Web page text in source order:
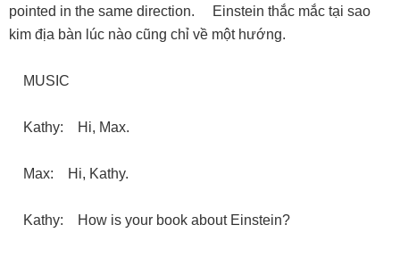
pointed in the same direction. Einstein thắc mắc tại sao
kim địa bàn lúc nào cũng chỉ về một hướng.
MUSIC
Kathy: Hi, Max.
Max: Hi, Kathy.
Kathy: How is your book about Einstein?